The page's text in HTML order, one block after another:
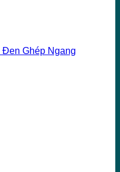
Ghép Ngang